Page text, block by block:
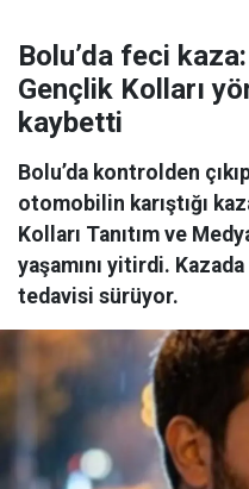
Bolu’da feci
Gençlik Kolları
kaybetti
Bolu’da kontrolden
otomobilin karıştığı
Kolları Tanıtım ve
yaşamını yitirdi.
tedavisi sürüyor.